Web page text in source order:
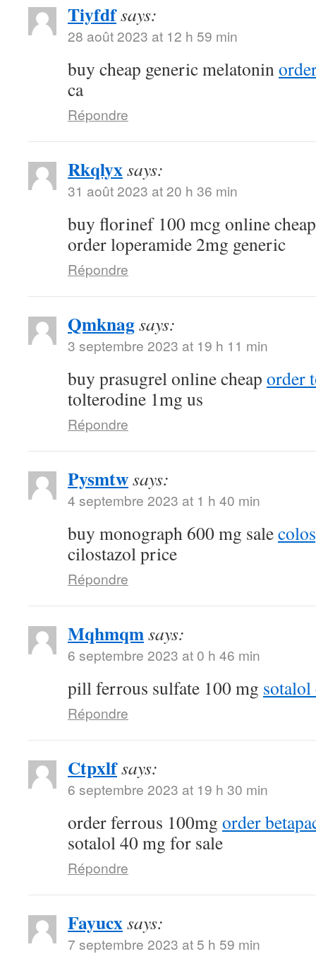
Tiyfdfsays:
28 août 2023 at 12 h 59 min
buy cheap generic melatonin
ca
Répondre
Rkqlyxsays:
31 août 2023 at 20 h 36 min
buy florinef 100 mcg online
order loperamide 2mg generic
Répondre
Qmknagsays:
3 septembre 2023 at 19 h 11 min
buy prasugrel online cheap order
tolterodine 1mg us
Répondre
Pysmtwsays:
4 septembre 2023 at 1 h 40 min
buy monograph 600 mg sale
cilostazol price
Répondre
Mqhmqmsays:
6 septembre 2023 at 0 h 46 min
pill ferrous sulfate 100 mg sotalol
Répondre
Ctpxlfsays:
6 septembre 2023 at 19 h 30 min
order ferrous 100mg order
sotalol 40 mg for sale
Répondre
Fayucxsays:
7 septembre 2023 at 5 h 59 min